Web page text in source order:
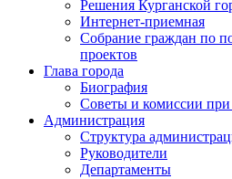
Решения Курганской
Интернет-приемная
Собрание граждан по
проектов
Глава города
Биография
Советы и комиссии при
Администрация
Структура
Руководители
Департаменты